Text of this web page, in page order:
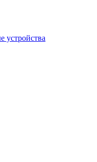
устройства